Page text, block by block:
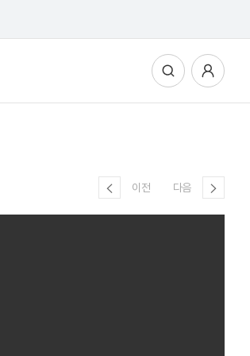
사용자메뉴
이전 다음